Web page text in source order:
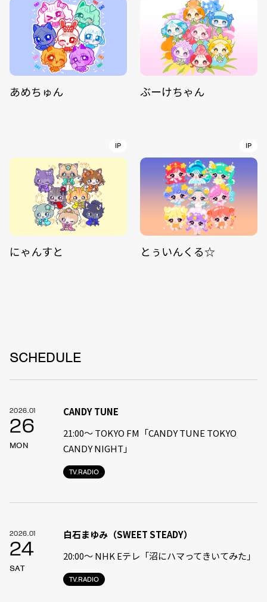
あめちゅん ぶーけちゃん
IP
にゃんすと
IP
とぅいんくる☆
SCHEDULE
2026.01
26
MON
TV.RADIO
CANDY TUNE
21:00〜 TOKYO FM「CANDY TUNE TOKYO
CANDY NIGHT」
2026.01
24
SAT
TV.RADIO
白石まゆみ（SWEET STEADY）
20:00〜 NHK Eテレ「沼にハマってきいてみた」